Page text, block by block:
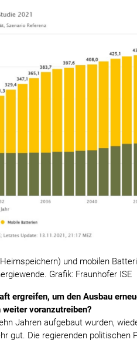
und mobilen
Grafik: Fraunhofer ISE
ergreifen, um den Ausbau
voranzutreiben?
Jahren aufgebaut wurden,
gut. Die regierenden politischen